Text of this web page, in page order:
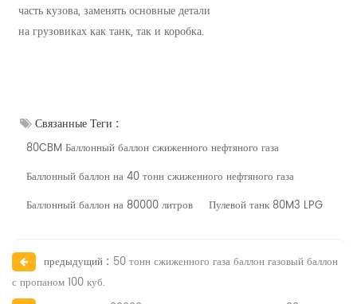
часть кузова, заменять основные детали
на грузовиках как танк, так и коробка.
Связанные Теги :
80CBM Баллонный баллон сжиженного нефтяного газа
Баллонный баллон на 40 тонн сжиженного нефтяного газа
Баллонный баллон на 80000 литров
Пулевой танк 80M3 LPG
предыдущий : 50 тонн сжиженного газа баллон газовый баллон
с пропаном 100 куб.